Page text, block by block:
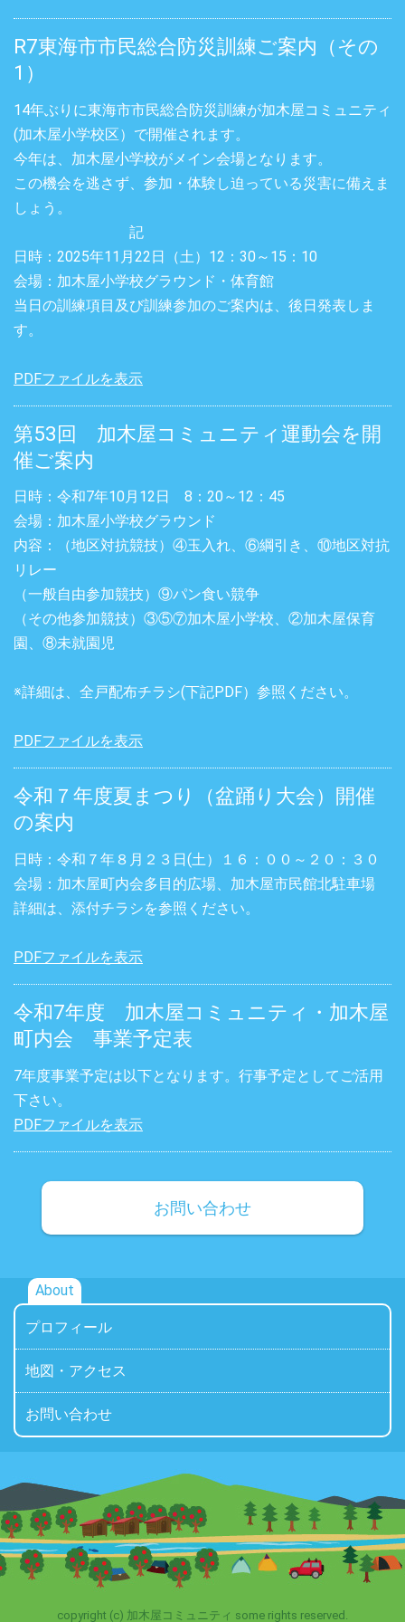
R7東海市市民総合防災訓練ご案内（その
1）
14年ぶりに東海市市民総合防災訓練が加木屋コミュニティ
(加木屋小学校区）で開催されます。
今年は、加木屋小学校がメイン会場となります。
この機会を逃さず、参加・体験し迫っている災害に備えま
しょう。
記
日時：2025年11月22日（土）12：30～15：10
会場：加木屋小学校グラウンド・体育館
当日の訓練項目及び訓練参加のご案内は、後日発表しま
す。
PDFファイルを表示
第53回 加木屋コミュニティ運動会を開
催ご案内
日時：令和7年10月12日 8：20～12：45
会場：加木屋小学校グラウンド
内容：（地区対抗競技）④玉入れ、⑥綱引き、⑩地区対抗
リレー
（一般自由参加競技）⑨パン食い競争
（その他参加競技）③⑤⑦加木屋小学校、②加木屋保育
園、⑧未就園児
※詳細は、全戸配布チラシ(下記PDF）参照ください。
PDFファイルを表示
令和７年度夏まつり（盆踊り大会）開催
の案内
日時：令和７年８月２３日(土）１６：００～２０：３０
会場：加木屋町内会多目的広場、加木屋市民館北駐車場
詳細は、添付チラシを参照ください。
PDFファイルを表示
令和7年度 加木屋コミュニティ・加木屋
町内会 事業予定表
7年度事業予定は以下となります。行事予定としてご活用
下さい。
PDFファイルを表示
お問い合わせ
About
プロフィール
地図・アクセス
お問い合わせ
copyright (c) 加木屋コミュニティ some rights reserved.